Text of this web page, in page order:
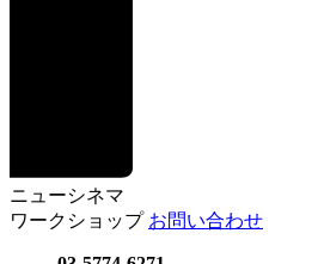
ニューシネマ
ワークショップ お問い合わせ